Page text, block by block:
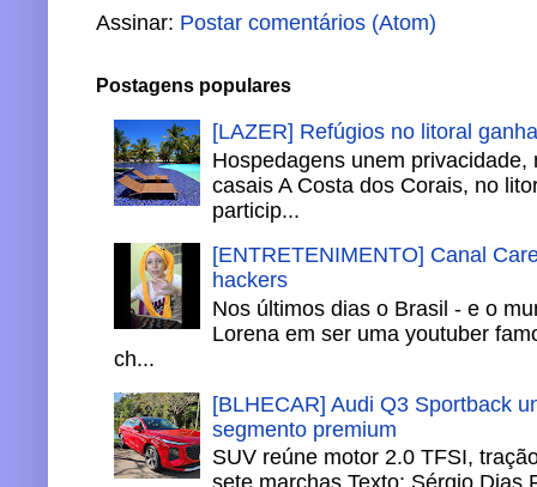
Assinar: Postar comentários (Atom)
Postagens populares
[LAZER] Refúgios no litoral
Hospedagens unem
casais A Costa dos Corais, no
particip...
[ENTRETENIMENTO] Canal
hackers
Nos últimos dias o Brasil - e o
Lorena em ser uma youtuber
ch...
[BLHECAR] Audi Q3 Sportback
segmento premium
SUV reúne motor 2.0 TFSI,
sete marchas Texto: Sérgio Dias